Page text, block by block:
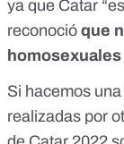
ya que Catar
reconoció que
Si hacemos
realizadas por